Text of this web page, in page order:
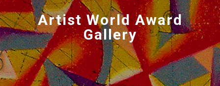
Artist World Award
Gallery